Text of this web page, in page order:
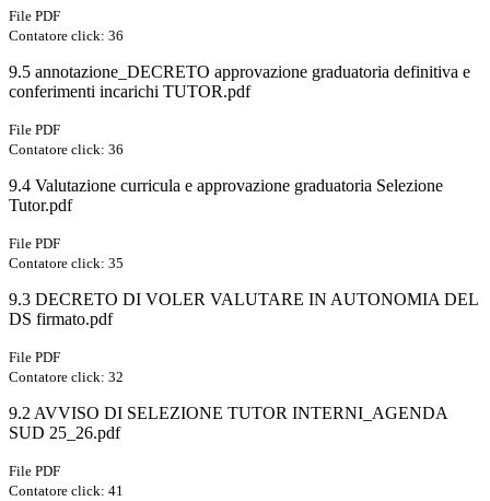
File PDF
Contatore click: 36
9.5 annotazione_DECRETO approvazione graduatoria definitiva e
conferimenti incarichi TUTOR.pdf
File PDF
Contatore click: 36
9.4 Valutazione curricula e approvazione graduatoria Selezione
Tutor.pdf
File PDF
Contatore click: 35
9.3 DECRETO DI VOLER VALUTARE IN AUTONOMIA DEL
DS firmato.pdf
File PDF
Contatore click: 32
9.2 AVVISO DI SELEZIONE TUTOR INTERNI_AGENDA
SUD 25_26.pdf
File PDF
Contatore click: 41